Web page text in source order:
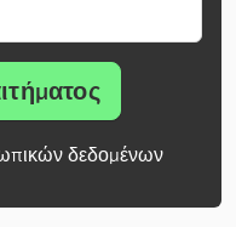
δεδομένων